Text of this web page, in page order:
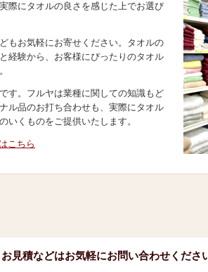
際にタオルの良さを感じた上でお選び
もお気軽にお寄せください。タオルの
経験から、お客様にぴったりのタオル
す。フルヤは業種に関しての知識もど
ル品のお打ち合わせも、実際にタオル
いくものをご提供いたします。
こちら
見積などはお気軽にお問い合わせくださ